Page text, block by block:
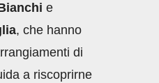
e
, che hanno
di
a riscoprirne